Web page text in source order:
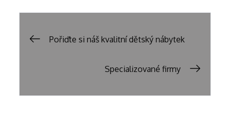
Post
navigation
Pořiďte si náš kvalitní dětský nábytek
Specializované firmy